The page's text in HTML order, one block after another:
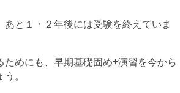
と１・２年後には受験を終えていま
めにも、早期基礎固め+演習を今から
。